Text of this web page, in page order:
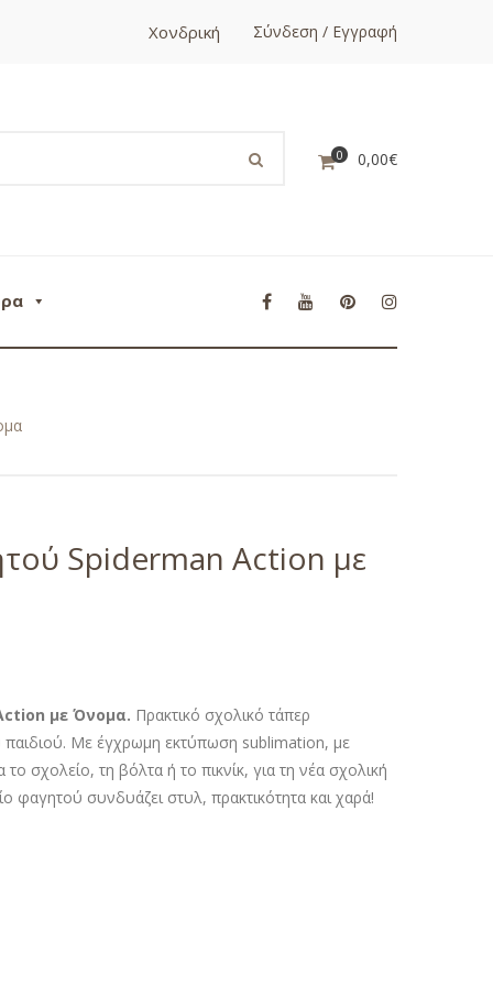
Χονδρική Σύνδεση / Εγγραφή
0 0,00€
Spiderman Action με
με Όνομα. Πρακτικό σχολικό τάπερ
Με έγχρωμη εκτύπωση sublimation, με
σχολείο, τη βόλτα ή το πικνίκ, για τη νέα σχολική
συνδυάζει στυλ, πρακτικότητα και χαρά!